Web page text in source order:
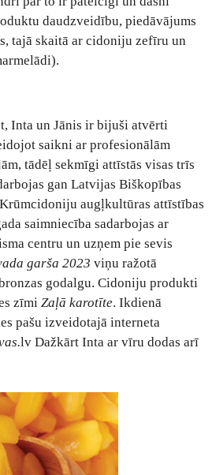
daudzveidību, piedāvājums
tajā skaitā ar cidoniju zefīru un
Inta un Jānis ir bijuši atvērti
saikni ar profesionālām
tādēļ sekmīgi attīstās visas trīs
gan Latvijas Biškopības
augļkultūras attīstības
saimniecība sadarbojas ar
centru un uzņem pie sevis
garša 2023 viņu ražotā
godalgu. Cidoniju produkti
zīmi Zaļā karotīte. Ikdienā
pašu izveidotajā interneta
lv Dažkārt Inta ar vīru dodas arī